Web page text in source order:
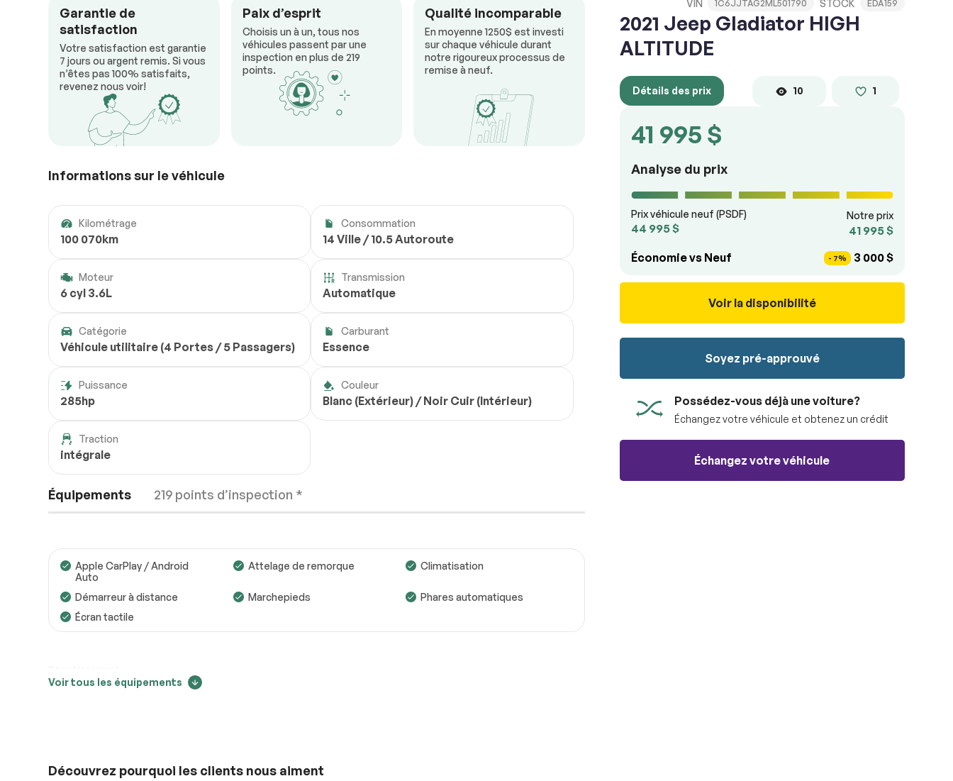
STOCK EDA159
VIN 1C6JJTAG2ML501790
2021 Jeep Gladiator HIGH
ALTITUDE
Détails des prix 1
10
41 995 $
Analyse du prix
Prix véhicule neuf (PSDF)
44 995 $
Notre prix
41 995 $
Économie vs Neuf
- 7% 3 000 $
Voir la disponibilité
Soyez pré-approuvé
Possédez-vous déjà une voiture?
Échangez votre véhicule et obtenez un crédit
Échangez votre véhicule
Garantie de
satisfaction
Votre satisfaction est garantie
7 jours ou argent remis. Si vous
n’êtes pas 100% satisfaits,
revenez nous voir!
Paix d’esprit
Choisis un à un, tous nos
véhicules passent par une
inspection en plus de 219
points.
Qualité incomparable
En moyenne 1250$ est investi
sur chaque véhicule durant
notre rigoureux processus de
remise à neuf.
Informations sur le véhicule
Kilométrage
100 070km
Consommation
14 Ville / 10.5 Autoroute
Moteur
6 cyl 3.6L
Transmission
Automatique
Catégorie
Véhicule utilitaire (4 Portes / 5 Passagers)
Carburant
Essence
Puissance
285hp
Couleur
Blanc (Extérieur) / Noir Cuir (Intérieur)
Traction
intégrale
Équipements 219 points d’inspection *
Conforme
Transmission Conforme
Accessoires
Freins Conforme
Apple CarPlay / Android
Auto
Attelage de remorque Climatisation
Démarreur à distance Marchepieds
Phares automatiques
Écran tactile
Voir tous les équipements
Découvrez pourquoi les clients nous aiment